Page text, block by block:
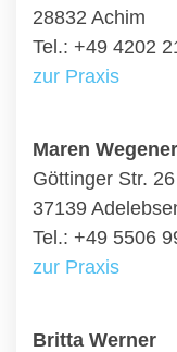
28832 Achim
Tel.: +49 4202
zur Praxis
Maren Wegener
Göttinger Str. 26
37139
Tel.: +49 5506
zur Praxis
Britta Werner